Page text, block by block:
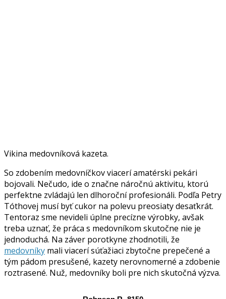
Vikina medovníková kazeta.
So zdobením medovníčkov viacerí amatérski pekári
bojovali. Nečudo, ide o značne náročnú aktivitu, ktorú
perfektne zvládajú len dlhoroční profesionáli. Podľa Petry
Tóthovej musí byť cukor na polevu preosiaty desaťkrát.
Tentoraz sme nevideli úplne precízne výrobky, avšak
treba uznať, že práca s medovníkom skutočne nie je
jednoduchá. Na záver porotkyne zhodnotili, že
medovníky mali viacerí súťažiaci zbytočne prepečené a
tým pádom presušené, kazety nerovnomerné a zdobenie
roztrasené. Nuž, medovníky boli pre nich skutočná výzva.